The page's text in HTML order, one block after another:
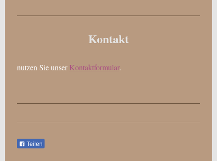
Kontakt
nutzen Sie unserKontaktformular.
Teilen